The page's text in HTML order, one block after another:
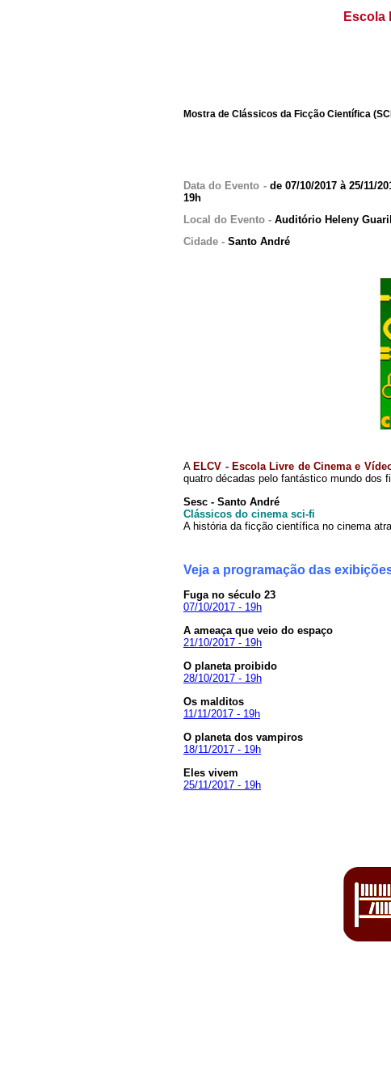
Escola
Mostra de Clássicos da Ficção Científica
Data do Evento - de 07/10/2017 à 25/11/
19h
Local do Evento - Auditório Heleny
Cidade - Santo André
A ELCV - Escola Livre de Cinema e
quatro décadas pelo fantástico mundo dos
Sesc - Santo André
Clássicos do cinema sci-fi
A história da ficção científica no cinema
Veja a programação das
Fuga no século 23
07/10/2017 - 19h
A ameaça que veio do espaço
21/10/2017 - 19h
O planeta proibido
28/10/2017 - 19h
Os malditos
11/11/2017 - 19h
O planeta dos vampiros
18/11/2017 - 19h
Eles vivem
25/11/2017 - 19h